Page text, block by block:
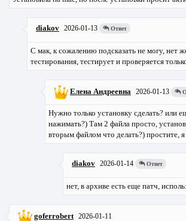
diakov 2026-01-13 Ответ
С мак, к сожалению подсказать не могу, нет
тестирования, тестирует и проверяется
Елена Андреевна 2026-01-13
Нужно только установку сделать? или
нажимать?) Там 2 файла просто,
вторым файлом что делать?) простите,
diakov 2026-01-14 Ответ
нет, в архиве есть еще патч,
goferrobert 2026-01-11